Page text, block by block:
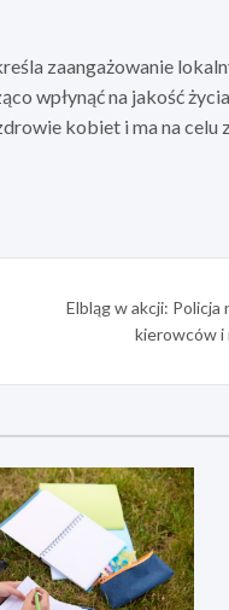
zaangażowanie
wpłynąć na jakość
kobiet i ma na celu
Elbląg w akcji:
kierowców i